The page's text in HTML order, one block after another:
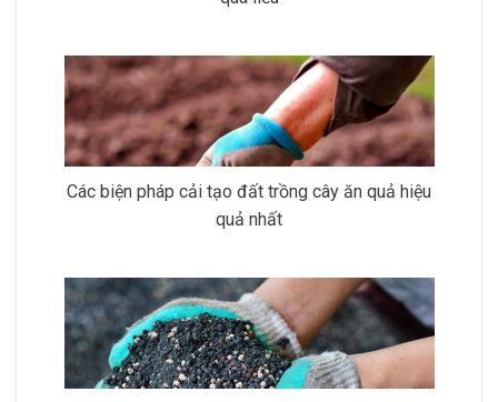
Các biện pháp cải tạo đất trồng cây ăn quả hiệu
quả nhất